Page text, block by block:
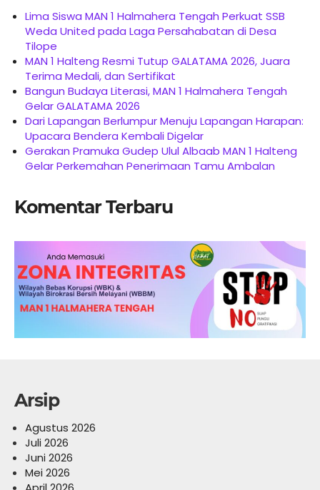
Lima Siswa MAN 1 Halmahera Tengah Perkuat SSB
Weda United pada Laga Persahabatan di Desa
Tilope
MAN 1 Halteng Resmi Tutup GALATAMA 2026, Juara
Terima Medali, dan Sertifikat
Bangun Budaya Literasi, MAN 1 Halmahera Tengah
Gelar GALATAMA 2026
Dari Lapangan Berlumpur Menuju Lapangan Harapan:
Upacara Bendera Kembali Digelar
Gerakan Pramuka Gudep Ulul Albaab MAN 1 Halteng
Gelar Perkemahan Penerimaan Tamu Ambalan
Komentar Terbaru
Arsip
Agustus 2026
Juli 2026
Juni 2026
Mei 2026